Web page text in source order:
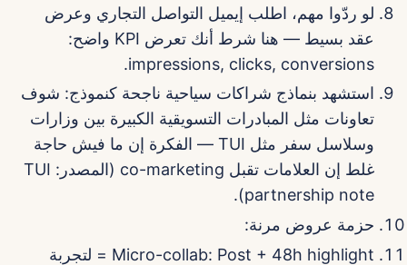
لو ردّوا مهم، اطلب إيميل التواصل التجاري وعرض
عقد بسيط — هنا شرط أنك تعرض KPI واضح:
impressions, clicks, conversions.
استشهد بنماذج شراكات سياحية ناجحة كنموذج: شوف
تعاونات مثل المبادرات التسويقية الكبيرة بين وزارات
وسلاسل سفر مثل TUI — الفكرة إن ما فيش حاجة
غلط إن العلامات تقبل co-marketing (المصدر: TUI
partnership note).
حزمة عروض مرنة:
Micro-collab: Post + 48h highlight = لتجربة